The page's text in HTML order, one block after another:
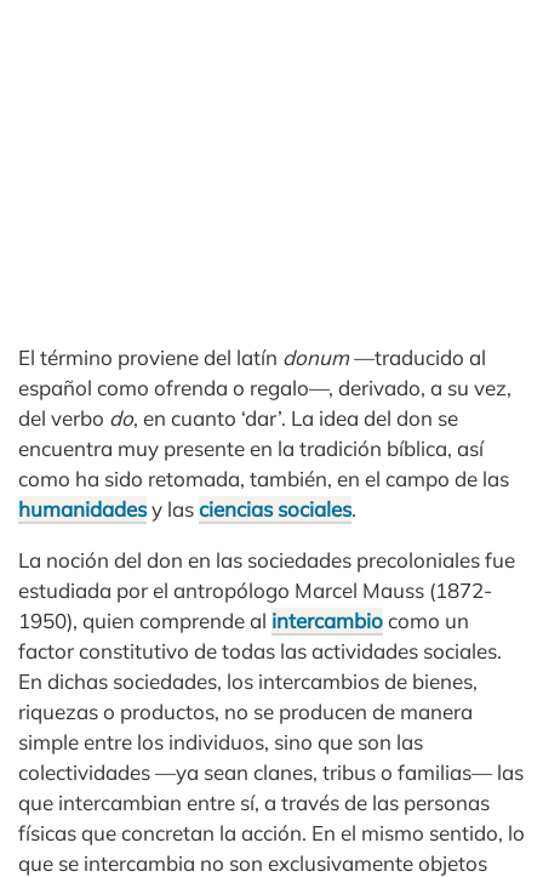
El término proviene del latín donum—traducido al
español como ofrenda o regalo—, derivado, a su vez,
del verbo do, en cuanto ‘dar’. La idea del don se
encuentra muy presente en la tradición bíblica, así
como ha sido retomada, también, en el campo de las
humanidadesy lasciencias sociales.
La noción del don en las sociedades precoloniales fue
estudiada por el antropólogo Marcel Mauss (1872-
1950), quien comprende al intercambiocomo un
factor constitutivo de todas las actividades sociales.
En dichas sociedades, los intercambios de bienes,
riquezas o productos, no se producen de manera
simple entre los individuos, sino que son las
colectividades —ya sean clanes, tribus o familias— las
que intercambian entre sí, a través de las personas
físicas que concretan la acción. En el mismo sentido, lo
que se intercambia no son exclusivamente objetos